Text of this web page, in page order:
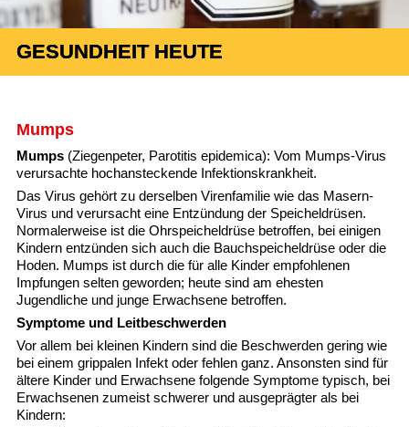
GESUNDHEIT HEUTE
Mumps
Mumps(Ziegenpeter, Parotitis epidemica): Vom Mumps-Virus
verursachte hochansteckende Infektionskrankheit.
Das Virus gehört zu derselben Virenfamilie wie das Masern-
Virus und verursacht eine Entzündung der Speicheldrüsen.
Normalerweise ist die Ohrspeicheldrüse betroffen, bei einigen
Kindern entzünden sich auch die Bauchspeicheldrüse oder die
Hoden. Mumps ist durch die für alle Kinder empfohlenen
Impfungen selten geworden; heute sind am ehesten
Jugendliche und junge Erwachsene betroffen.
Symptome und Leitbeschwerden
Vor allem bei kleinen Kindern sind die Beschwerden gering wie
bei einem grippalen Infekt oder fehlen ganz. Ansonsten sind für
ältere Kinder und Erwachsene folgende Symptome typisch, bei
Erwachsenen zumeist schwerer und ausgeprägter als bei
Kindern: